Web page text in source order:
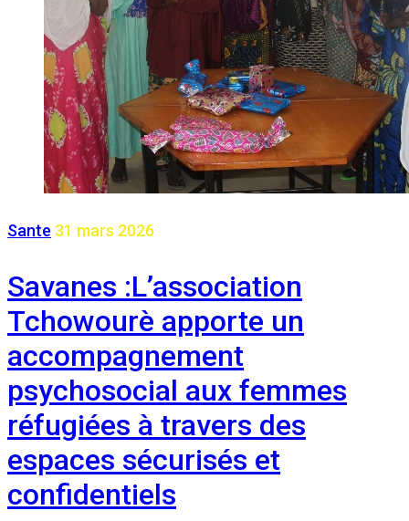
Sante 31 mars 2026
Savanes :L’association
Tchowourè apporte un
accompagnement
psychosocial aux femmes
réfugiées à travers des
espaces sécurisés et
confidentiels